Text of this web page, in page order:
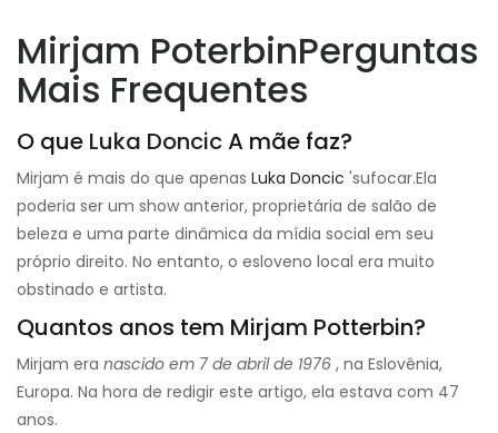
Mirjam PoterbinPerguntas
Mais Frequentes
O que Luka DoncicA mãe faz?
Mirjam é mais do que apenas Luka Doncic 'sufocar.Ela
poderia ser um show anterior, proprietária de salão de
beleza e uma parte dinâmica da mídia social em seu
próprio direito. No entanto, o esloveno local era muito
obstinado e artista.
Quantos anos tem Mirjam Potterbin?
Mirjam era nascido em 7 de abril de 1976 , na Eslovênia,
Europa. Na hora de redigir este artigo, ela estava com 47
anos.